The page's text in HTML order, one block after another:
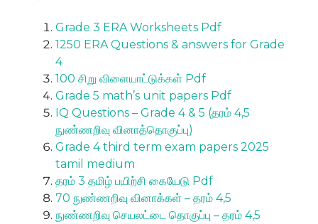
Grade 3 ERA Worksheets Pdf
1250 ERA Questions & answers for Grade
4
100 சிறு விளையாட்டுக்கள் Pdf
Grade 5 math’s unit papers Pdf
IQ Questions – Grade 4 & 5 (தரம் 4,5
நுண்ணறிவு வினாத்தொகுப்பு)
Grade 4 third term exam papers 2025
tamil medium
தரம் 3 தமிழ் பயிற்சி கையேடு Pdf
70 நுண்ணறிவு வினாக்கள் – தரம் 4,5
நுண்ணறிவு செயலட்டை தொகுப்பு – தரம் 4,5